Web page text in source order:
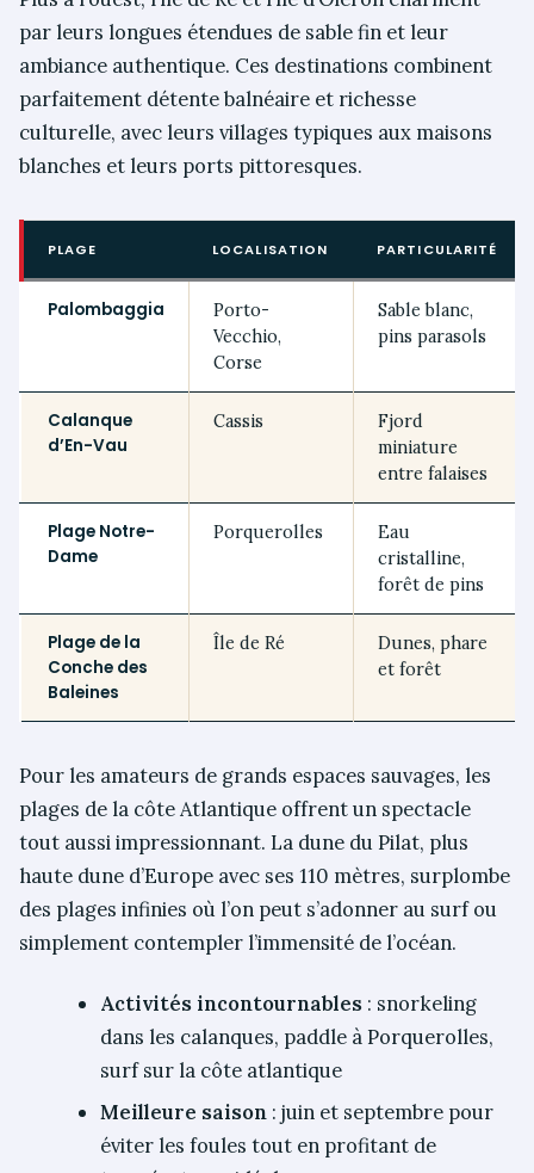
par leurs longues étendues de sable fin et leur
ambiance authentique. Ces destinations combinent
parfaitement détente balnéaire et richesse
culturelle, avec leurs villages typiques aux maisons
blanches et leurs ports pittoresques.
PLAGE LOCALISATION PARTICULARITÉ
Palombaggia
Porto-
Vecchio,
Corse
Sable blanc,
pins parasols
Calanque
d’En-Vau
Cassis
Fjord
miniature
entre falaises
Plage Notre-
Dame
Porquerolles
Eau
cristalline,
forêt de pins
Plage de la
Conche des
Baleines
Île de Ré
Dunes, phare
et forêt
Pour les amateurs de grands espaces sauvages, les
plages de la côte Atlantique offrent un spectacle
tout aussi impressionnant. La dune du Pilat, plus
haute dune d’Europe avec ses 110 mètres, surplombe
des plages infinies où l’on peut s’adonner au surf ou
simplement contempler l’immensité de l’océan.
Activités incontournables : snorkeling
dans les calanques, paddle à Porquerolles,
surf sur la côte atlantique
Meilleure saison : juin et septembre pour
éviter les foules tout en profitant de